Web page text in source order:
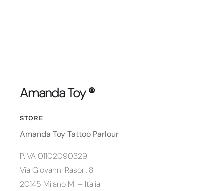
Amanda Toy®
STORE
Amanda Toy Tattoo Parlour
P.IVA 01102090329
Via Giovanni Rasori, 8
20145 Milano MI – Italia